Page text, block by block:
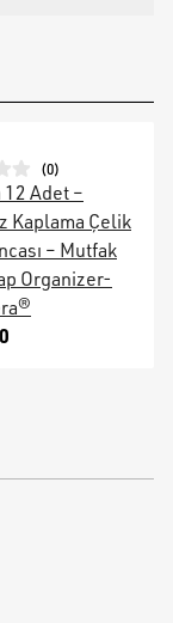
(0)
12 Adet –
Kaplama Çelik
– Mutfak
Organizer-